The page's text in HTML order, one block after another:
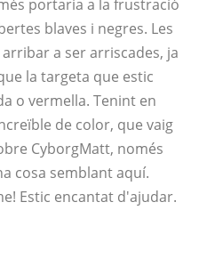
portaria a la frustració
blaves i negres. Les
a ser arriscades, ja
la targeta que estic
o vermella. Tenint en
de color, que vaig
CyborgMatt, només
cosa semblant aquí.
Estic encantat d'ajudar.